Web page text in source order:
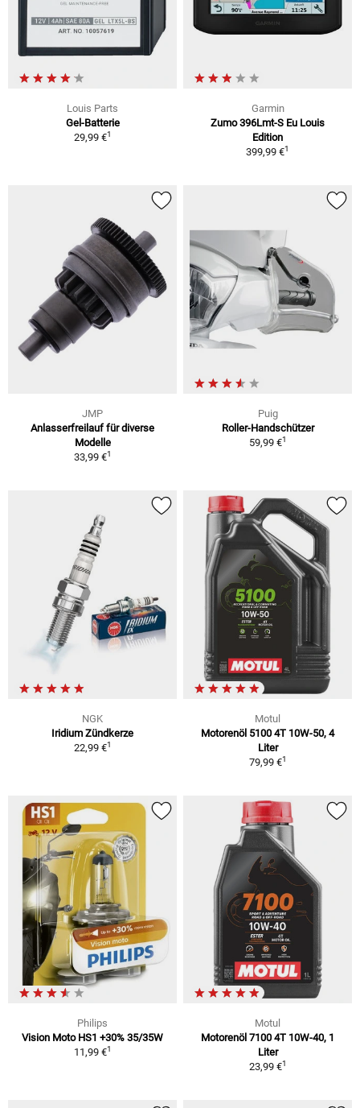
Louis Parts
Gel-Batterie
29,99 €1
Garmin
Zumo 396Lmt-S Eu Louis
Edition
399,99 €1
JMP
Anlasserfreilauf für diverse
Modelle
33,99 €1
Puig
Roller-Handschützer
59,99 €1
NGK
Iridium Zündkerze
22,99 €1
Motul
Motorenöl 5100 4T 10W-50, 4
Liter
79,99 €1
Philips
Vision Moto HS1 +30% 35/35W
11,99 €1
Motul
Motorenöl 7100 4T 10W-40, 1
Liter
23,99 €1